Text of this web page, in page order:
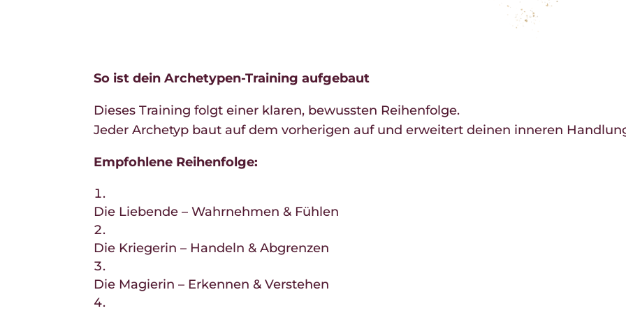
So ist dein Archetypen-Training aufgebaut
Dieses Training folgt einer klaren, bewussten Reihenfolge.
Jeder Archetyp baut auf dem vorherigen auf und erweitert deinen inneren
Empfohlene Reihenfolge:
Die Liebende – Wahrnehmen & Fühlen
Die Kriegerin – Handeln & Abgrenzen
Die Magierin – Erkennen & Verstehen